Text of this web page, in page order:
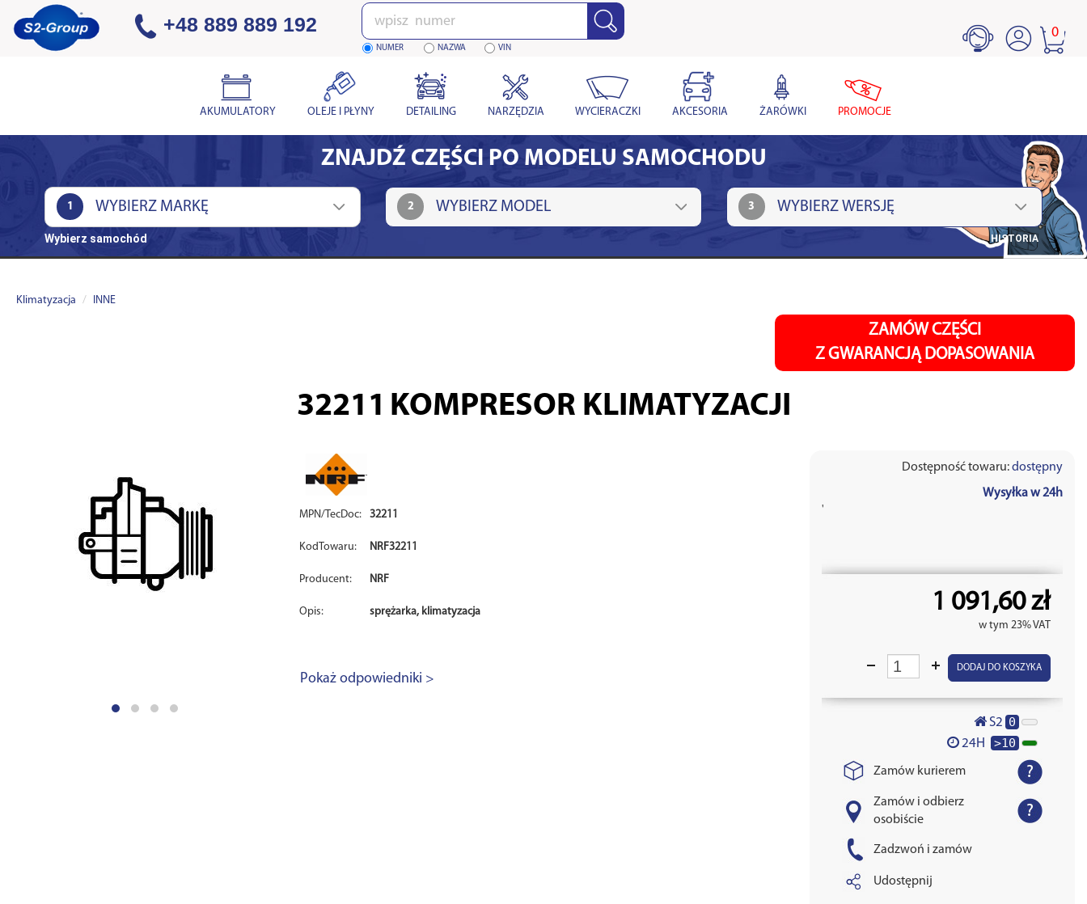
+48 889 889 192 Wpisz
numer
NUMER NAZWA VIN
0
AKUMULATORY OLEJE I PŁYNY DETAILING NARZĘDZIA WYCIERACZKI AKCESORIA ŻARÓWKI PROMOCJE
ZNAJDŹ CZĘŚCI PO MODELU SAMOCHODU
1 2 3
Wybierz samochód HISTORIA
Klimatyzacja INNE
ZAMÓW CZĘŚCI
Z GWARANCJĄ DOPASOWANIA
32211 KOMPRESOR KLIMATYZACJI
MPN/TecDoc: 32211
KodTowaru: NRF32211
Producent: NRF
Opis: sprężarka, klimatyzacja
Pokaż odpowiedniki >
Dostępność towaru:dostępny
Wysyłka w 24h
'
1 091,60 zł
w tym 23% VAT
DODAJ DO KOSZYKA
S2 0
24H >10
Zamów kurierem
Zamów i odbierz
osobiście
Zadzwoń i zamów
Udostępnij